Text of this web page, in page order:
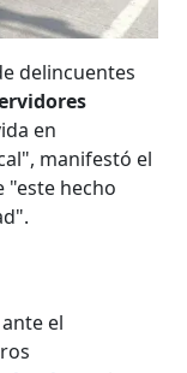
delincuentes
en
manifestó el
"este hecho
el